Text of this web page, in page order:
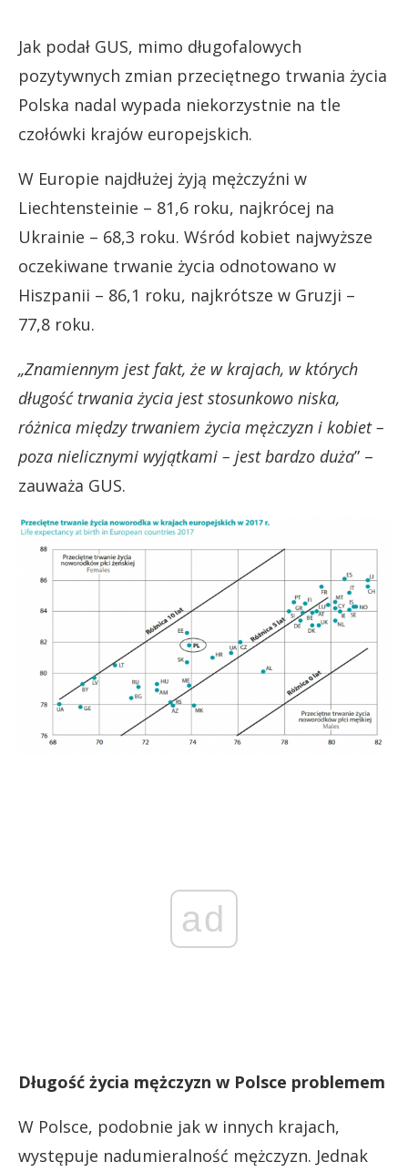
Jak podał GUS, mimo długofalowych
pozytywnych zmian przeciętnego trwania życia
Polska nadal wypada niekorzystnie na tle
czołówki krajów europejskich.
W Europie najdłużej żyją mężczyźni w
Liechtensteinie – 81,6 roku, najkrócej na
Ukrainie – 68,3 roku. Wśród kobiet najwyższe
oczekiwane trwanie życia odnotowano w
Hiszpanii – 86,1 roku, najkrótsze w Gruzji –
77,8 roku.
„Znamiennym jest fakt, że w krajach, w których
długość trwania życia jest stosunkowo niska,
różnica między trwaniem życia mężczyzn i kobiet –
poza nielicznymi wyjątkami – jest bardzo duża” –
zauważa GUS.
ad
Długość życia mężczyzn w Polsce problemem
W Polsce, podobnie jak w innych krajach,
występuje nadumieralność mężczyzn. Jednak